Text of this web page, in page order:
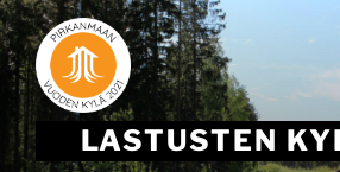
Skip
to
content
LASTUSTEN